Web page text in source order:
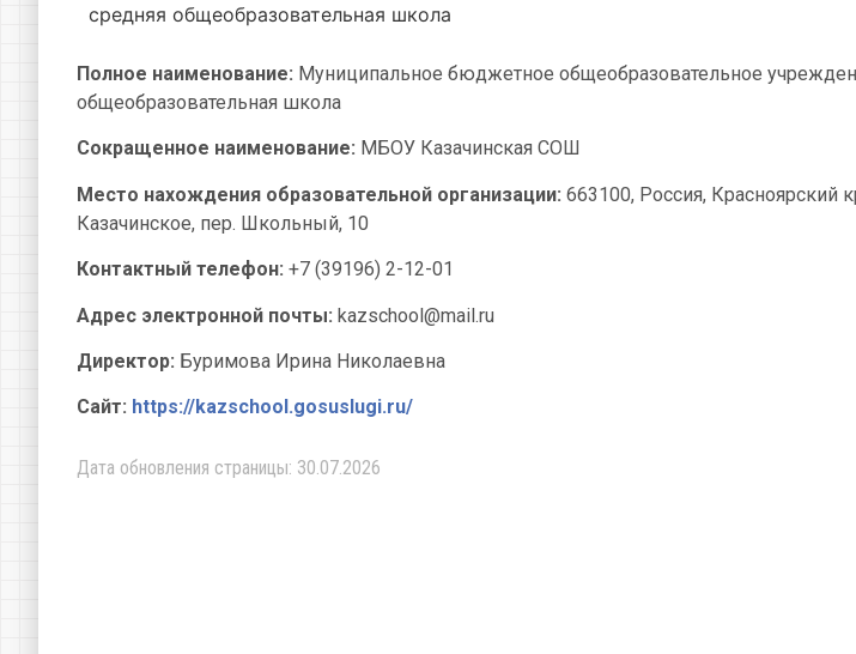
средняя общеобразовательная школа
Полное наименование: Муниципальное бюджетное общеобразовательное
общеобразовательная школа
Сокращенное наименование: МБОУ Казачинская СОШ
Место нахождения образовательной организации: 663100, Россия, Красноярский
Казачинское, пер. Школьный, 10
Контактный телефон: +7 (39196) 2-12-01
Адрес электронной почты: kazschool@mail.ru
Директор: Буримова Ирина Николаевна
Сайт: https://kazschool.gosuslugi.ru/
Дата обновления страницы: 30.07.2026